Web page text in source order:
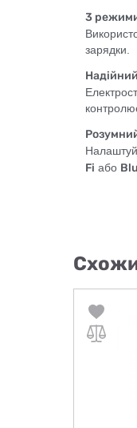
3
зарядки.
Fi або